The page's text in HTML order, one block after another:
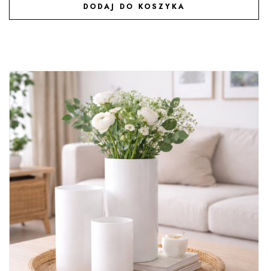
DODAJ DO KOSZYKA
DODAJ DO ULUBIONYCH